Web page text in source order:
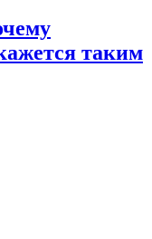
таким